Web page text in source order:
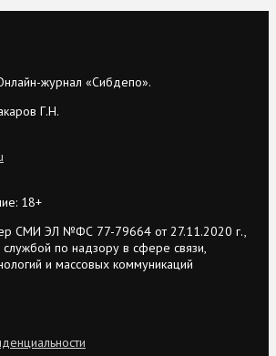
журнал «Сибдепо».
Г.Н.
18+
СМИ ЭЛ №ФС 77-79664 от 27.11.2020 г.,
по надзору в сфере связи,
и массовых коммуникаций